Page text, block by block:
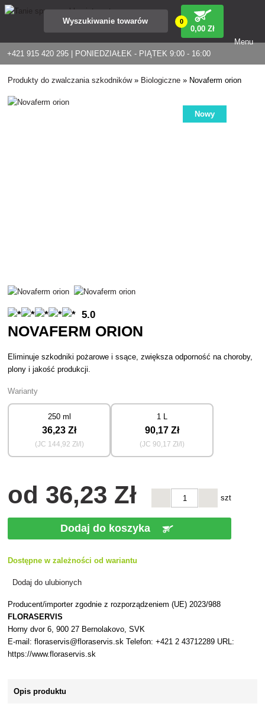
+421 915 420 295 | PONIEDZIAŁEK - PIĄTEK 9:00 - 16:00
0
0,00 Zł
Menu
Produkty do zwalczania szkodników» Biologiczne » Novaferm orion
Nowy
5.0
NOVAFERM ORION
Eliminuje szkodniki pożarowe i ssące, zwiększa odporność na choroby,
plony i jakość produkcji.
Warianty
250 ml
36,23 Zł
(JC 144,92 Zł/l)
1 L
90,17 Zł
(JC 90,17 Zł/l)
od 36,23 Zł szt
Dodaj do koszyka
Dostępne w zależności od wariantu
Dodaj do ulubionych
Producent/importer zgodnie z rozporządzeniem (UE) 2023/988
FLORASERVIS
Horny dvor 6, 900 27 Bernolakovo, SVK
E-mail: floraservis@floraservis.sk Telefon: +421 2 43712289 URL:
https://www.floraservis.sk
Opis produktu